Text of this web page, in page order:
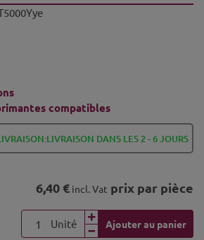
compatibles
DANS LES 2 - 6 JOURS
6,40 € incl. Vat prix par pièce
Unité Ajouter au panier